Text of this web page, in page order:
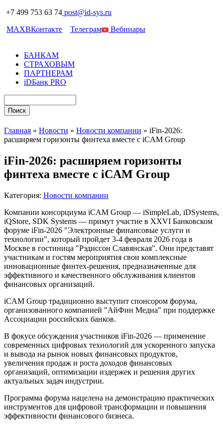
+7 499 753 63 74 post@id-sys.ru
MAXВКонтакте Телеграм Вебинары
БАНКАМ
СТРАХОВЫМ
ПАРТНЕРАМ
iDБанк PRO
Главная » Новости » Новости компании » iFin-2026:
расширяем горизонты финтеха вместе с iCAM Group
iFin-2026: расширяем горизонты
финтеха вместе с iCAM Group
Категория: Новости компании
Компании консорциума iCAM Group — iSimpleLab, iDSystems,
iQStore, SDK Systems — примут участие в XXVI Банковском
форуме iFin-2026 "Электронные финансовые услуги и
технологии", который пройдет 3-4 февраля 2026 года в
Москве в гостиница "Рэдиссон Славянская". Они представят
участникам и гостям мероприятия свои комплексные
инновационные финтех-решения, предназначенные для
эффективного и качественного обслуживания клиентов
финансовых организаций.
iCAM Group традиционно выступит спонсором форума,
организованного компанией "АйФин Медиа" при поддержке
Ассоциации российских банков.
В фокусе обсуждения участников iFin-2026 — применение
современных цифровых технологий для ускоренного запуска
и вывода на рынок новых финансовых продуктов,
увеличения продаж и роста доходов финансовых
организаций, оптимизации издержек и решения других
актуальных задач индустрии.
Программа форума нацелена на демонстрацию практических
инструментов для цифровой трансформации и повышения
эффективности финансового бизнеса.